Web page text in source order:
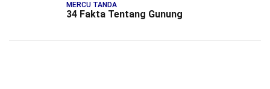
MERCU TANDA
34 Fakta Tentang Gunung